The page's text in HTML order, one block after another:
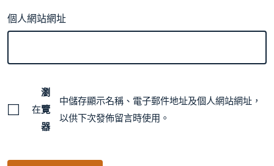
個人網站網址
在
瀏
覽
器
中儲存顯示名稱、電子郵件地址及個人網站網址，
以供下次發佈留言時使用。